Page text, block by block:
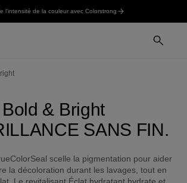
l’intensité de la couleur avec Colorstrong
Bold & Bright
SANS FIN.
scelle la pigmentation pour aider
la décoloration durant les lavages, tout en